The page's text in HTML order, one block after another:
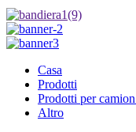
Casa
Prodotti
Prodotti per
Altro